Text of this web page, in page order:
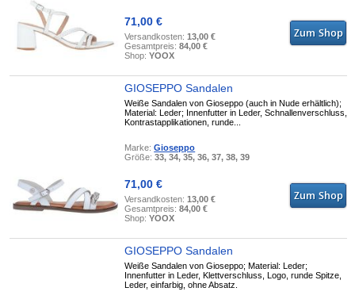
71,00 €
Versandkosten:13,00 €
Gesamtpreis:84,00 €
Shop:YOOX
GIOSEPPO Sandalen
Weiße Sandalen von Gioseppo (auch in Nude erhältlich);
Material: Leder; Innenfutter in Leder, Schnallenverschluss,
Kontrastapplikationen, runde...
Marke:Gioseppo
Größe:33, 34, 35, 36, 37, 38, 39
71,00 €
Versandkosten:13,00 €
Gesamtpreis:84,00 €
Shop:YOOX
GIOSEPPO Sandalen
Weiße Sandalen von Gioseppo; Material: Leder;
Innenfutter in Leder, Klettverschluss, Logo, runde Spitze,
Leder, einfarbig, ohne Absatz.